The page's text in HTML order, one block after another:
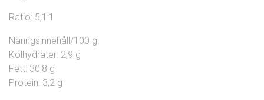
Ratio: 5,1:1
Näringsinnehåll/100 g:
Kolhydrater: 2,9 g
Fett: 30,8 g
Protein: 3,2 g